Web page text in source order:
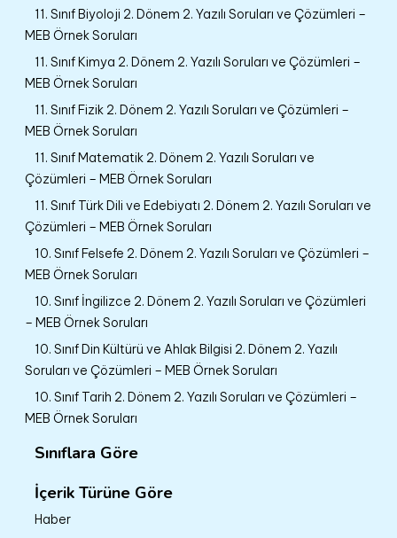
11. Sınıf Biyoloji 2. Dönem 2. Yazılı Soruları ve Çözümleri –
MEB Örnek Soruları
11. Sınıf Kimya 2. Dönem 2. Yazılı Soruları ve Çözümleri –
MEB Örnek Soruları
11. Sınıf Fizik 2. Dönem 2. Yazılı Soruları ve Çözümleri –
MEB Örnek Soruları
11. Sınıf Matematik 2. Dönem 2. Yazılı Soruları ve
Çözümleri – MEB Örnek Soruları
11. Sınıf Türk Dili ve Edebiyatı 2. Dönem 2. Yazılı Soruları ve
Çözümleri – MEB Örnek Soruları
10. Sınıf Felsefe 2. Dönem 2. Yazılı Soruları ve Çözümleri –
MEB Örnek Soruları
10. Sınıf İngilizce 2. Dönem 2. Yazılı Soruları ve Çözümleri
– MEB Örnek Soruları
10. Sınıf Din Kültürü ve Ahlak Bilgisi 2. Dönem 2. Yazılı
Soruları ve Çözümleri – MEB Örnek Soruları
10. Sınıf Tarih 2. Dönem 2. Yazılı Soruları ve Çözümleri –
MEB Örnek Soruları
Sınıflara Göre
İçerik Türüne Göre
Haber